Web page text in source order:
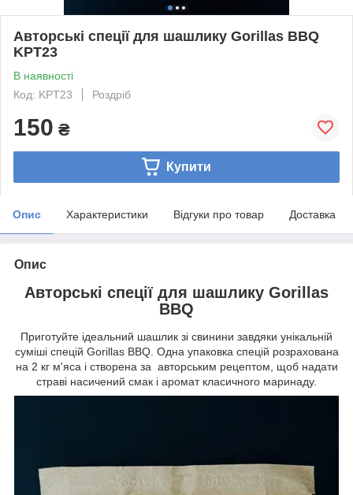
Авторські спеції для шашлику Gorillas BBQ
KPT23
В наявності
Код: KPT23
Роздріб
150 ₴
Купити
Опис Характеристики Відгуки про товар Доставка
Опис
Авторські спеції для шашлику Gorillas
BBQ
Приготуйте ідеальний шашлик зі свинини завдяки унікальній
суміші спецій Gorillas BBQ. Одна упаковка спецій розрахована
на 2 кг м'яса і створена за авторським рецептом, щоб надати
страві насичений смак і аромат класичного маринаду.